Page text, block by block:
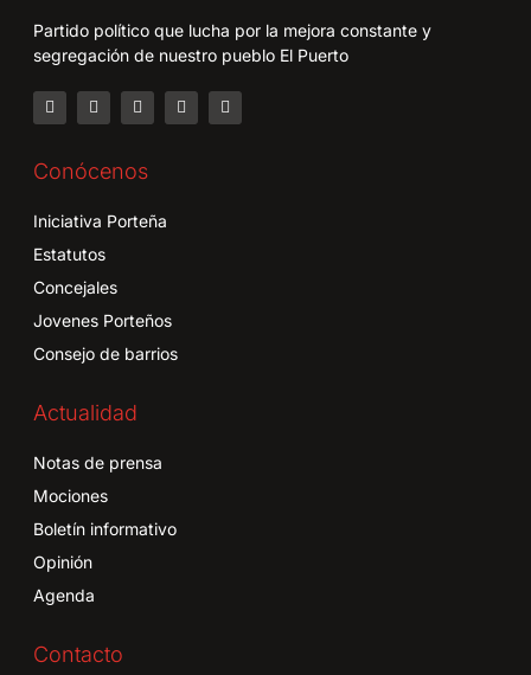
Partido político que lucha por la mejora constante y
segregación de nuestro pueblo El Puerto
Conócenos
Iniciativa Porteña
Estatutos
Concejales
Jovenes Porteños
Consejo de barrios
Actualidad
Notas de prensa
Mociones
Boletín informativo
Opinión
Agenda
Contacto